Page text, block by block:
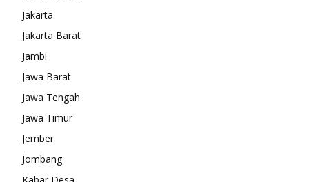
Jakarta
Jakarta Barat
Jambi
Jawa Barat
Jawa Tengah
Jawa Timur
Jember
Jombang
Kabar Desa